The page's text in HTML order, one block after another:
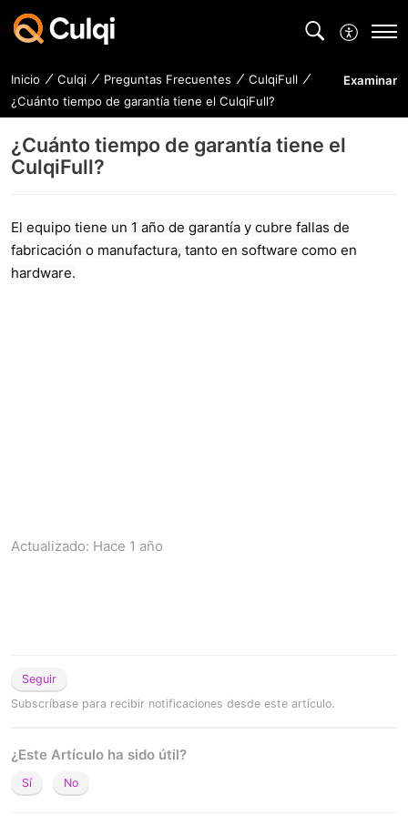
Inicio Culqi Preguntas Frecuentes
CulqiFull
¿Cuánto tiempo de garantía tiene el CulqiFull?
Examinar
¿Cuánto tiempo de garantía tiene el
CulqiFull?
El equipo tiene un 1 año de garantía y cubre fallas de
fabricación o manufactura, tanto en software como en
hardware.
Actualizado: Hace 1 año
Seguir
Subscríbase para recibir notificaciones desde este artículo.
¿Este Artículo ha sido útil?
Sí No